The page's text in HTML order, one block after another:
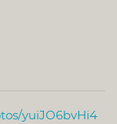
yuiJO6bvHi4